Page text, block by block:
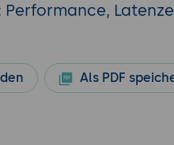
Performance,
Als PDF